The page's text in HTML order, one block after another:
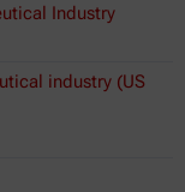
Industry
industry (US